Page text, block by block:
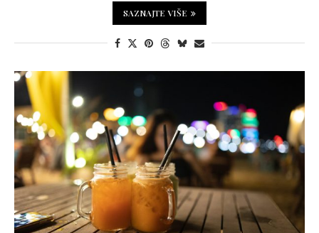
SAZNAJTE VIŠE